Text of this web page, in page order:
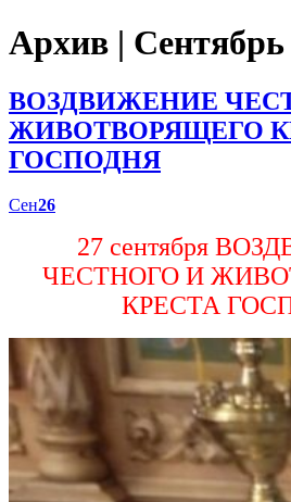
Архив | Сентябрь
ВОЗДВИЖЕНИЕ
ЖИВОТВОРЯЩЕГО
ГОСПОДНЯ
Сен26
27 сентября
ЧЕСТНОГО И
КРЕСТА